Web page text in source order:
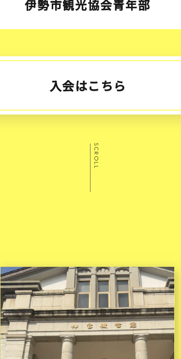
伊勢市観光協会青年部
入会はこちら
SCROLL